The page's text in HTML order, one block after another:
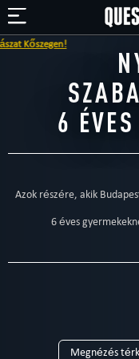
6
Azok részére, akik
6 éves
Megnézés